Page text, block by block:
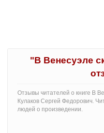
"В Венесуэле
Отзывы читателей о книге В
Кулаков Сергей Федорович.
людей о произведении.